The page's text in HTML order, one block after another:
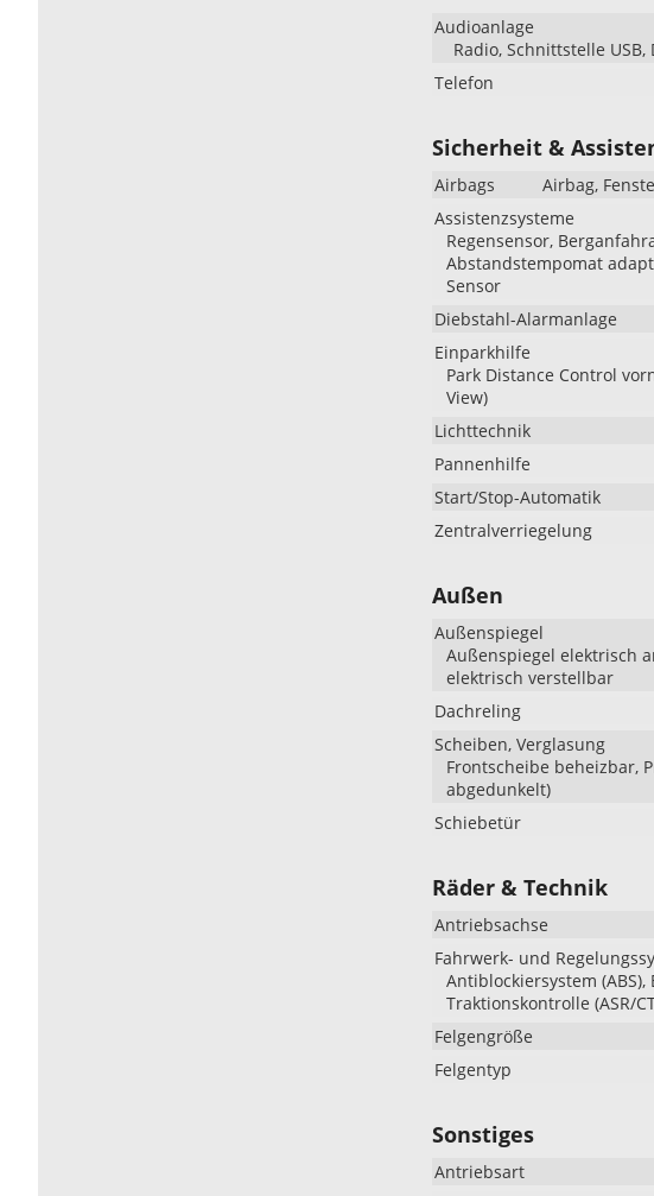
Audioanlage
Radio, Schnittstelle
Telefon
Sicherheit &
Airbags
Airbag,
Assistenzsysteme
Regensensor,
Abstandstempomat
Sensor
Diebstahl-Alarmanlage
Einparkhilfe
Park Distance Control
View)
Lichttechnik
Pannenhilfe
Start/Stop-Automatik
Zentralverriegelung
Außen
Außenspiegel
Außenspiegel elektrisch
elektrisch verstellbar
Dachreling
Scheiben, Verglasung
Frontscheibe beheizbar,
abgedunkelt)
Schiebetür
Räder & Technik
Antriebsachse
Fahrwerk- und
Antiblockiersystem
Traktionskontrolle (ASR/
Felgengröße
Felgentyp
Sonstiges
Antriebsart